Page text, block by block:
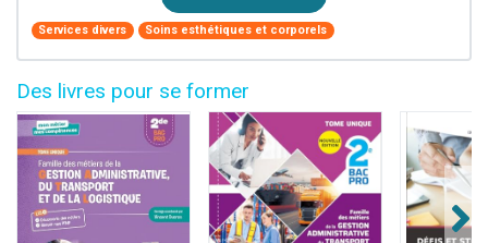
Services divers Soins esthétiques et corporels
Des livres pour se former